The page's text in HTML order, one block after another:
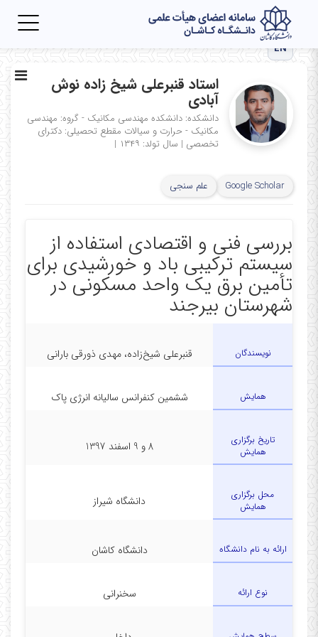
EN
استاد قنبرعلی شیخ زاده نوش
آبادی
دانشکده: دانشکده مهندسی مکانیک - گروه: مهندسی
مکانیک - حرارت و سیالات مقطع تحصیلی: دکترای
تخصصی | سال تولد: ۱۳۴۹ |
Google Scholar علم سنجی
بررسی فنی و اقتصادی استفاده از
سیستم ترکیبی باد و خورشیدی برای
تأمین برق یک واحد مسکونی در
شهرستان بیرجند
نویسندگان قنبرعلی شیخ‌زاده، مهدی ذورقی بارانی
همایش ششمین کنفرانس سالیانه انرژی پاک
تاریخ برگزاری
همایش
8 و 9 اسفند 1397
محل برگزاری
همایش
دانشگاه شیراز
ارائه به نام دانشگاه دانشگاه کاشان
نوع ارائه سخنرانی